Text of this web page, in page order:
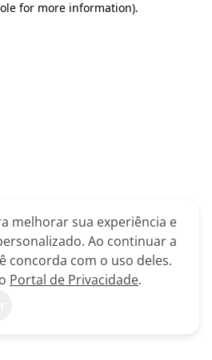
for more information).
melhorar sua experiência e
Ao continuar a
concorda com o uso deles.
Portal de Privacidade.